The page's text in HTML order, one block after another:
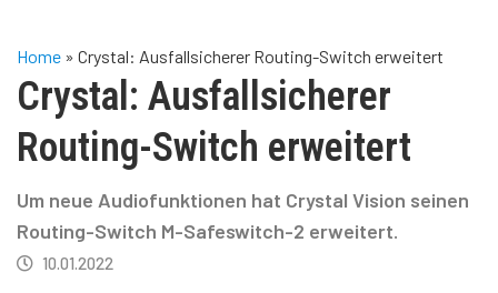
Home » Crystal: Ausfallsicherer Routing-Switch erweitert
Crystal: Ausfallsicherer
Routing-Switch erweitert
Um neue Audiofunktionen hat Crystal Vision seinen
Routing-Switch M-Safeswitch-2 erweitert.
10.01.2022